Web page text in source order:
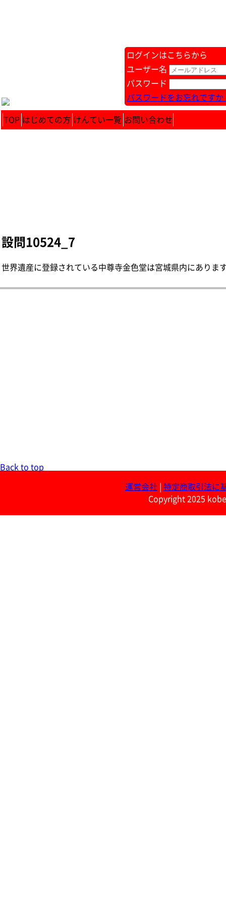
ログインはこちらから
ユーザー名
パスワード
パスワードをお忘れですか
TOP はじめての方 けんてい一覧 お問い合わせ
設問10524_7
世界遺産に登録されている中尊寺金色堂は宮城県内にありま
Back to top
運営会社
特定商取引法に
Copyright 2025